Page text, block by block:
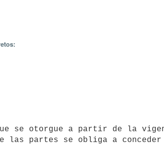
las partes se obliga a